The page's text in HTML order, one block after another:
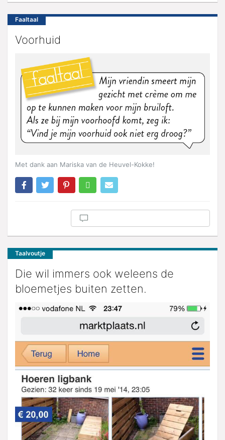
Faaltaal
Voorhuid
Met dank aan Mariska van de Heuvel-Kokke!
Taalvoutje
Die wil immers ook weleens de
bloemetjes buiten zetten.